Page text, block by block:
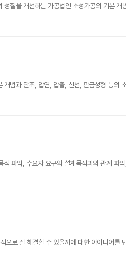
질을 개선하는 가공법인 소성가공의 기본
념과 단조, 압연, 압출, 신선, 판금성형 등의
파악, 수요자 요구와 설계목적과의 관계 파
으로 잘 해결할 수 있을까에 대한 아이디어를